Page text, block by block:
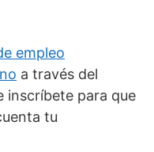
empleo
a través del
inscríbete para que
tu